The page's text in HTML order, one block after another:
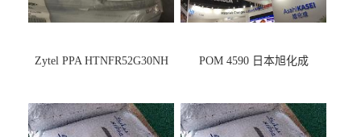
Zytel PPA HTNFR52G30NH POM 4590 日本旭化成